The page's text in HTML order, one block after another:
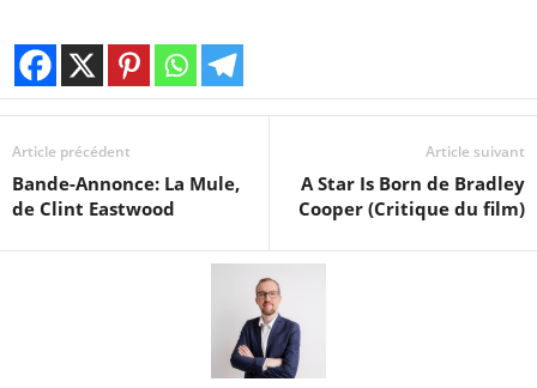
Article précédent
Bande-Annonce: La Mule,
de Clint Eastwood
Article suivant
A Star Is Born de Bradley
Cooper (Critique du film)